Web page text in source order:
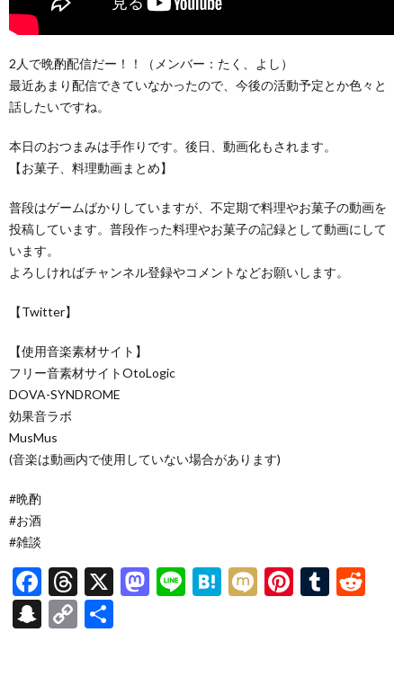
2人で晩酌配信だー！！（メンバー：たく、よし）
最近あまり配信できていなかったので、今後の活動予定とか色々と
話したいですね。
本日のおつまみは手作りです。後日、動画化もされます。
【お菓子、料理動画まとめ】
普段はゲームばかりしていますが、不定期で料理やお菓子の動画を
投稿しています。普段作った料理やお菓子の記録として動画にして
います。
よろしければチャンネル登録やコメントなどお願いします。
【Twitter】
【使用音楽素材サイト】
フリー音素材サイトOtoLogic
DOVA-SYNDROME
効果音ラボ
MusMus
(音楽は動画内で使用していない場合があります)
#晩酌
#お酒
#雑談
F
ac
e
T
hr
ea
X
M Li H M Pi T
S
C